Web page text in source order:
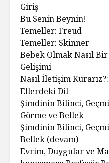
Giriş
Bu Senin Beynin!
Temeller: Freud
Temeller: Skinner
Bebek Olmak Nasıl
Gelişimi
Nasıl İletişim
Ellerdeki Dil
Şimdinin Bilinci,
Görme ve Bellek
Şimdinin Bilinci,
Bellek (devam)
Evrim, Duygular ve